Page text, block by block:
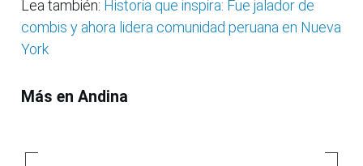
Lea también: Historia que inspira: Fue jalador de
combis y ahora lidera comunidad peruana en Nueva
York
Más en Andina